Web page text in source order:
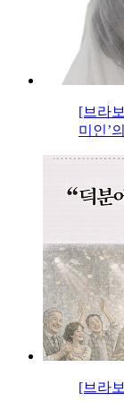
[브라
미인’
[브라